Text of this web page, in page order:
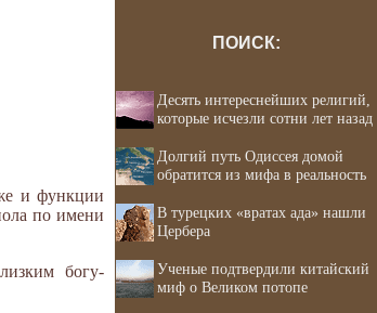
и функции
по имени
богу-
ПОИСК:
Десять интереснейших религий,
которые исчезли сотни лет назад
Долгий путь Одиссея домой
обратится из мифа в реальность
В турецких «вратах ада» нашли
Цербера
Ученые подтвердили китайский
миф о Великом потопе